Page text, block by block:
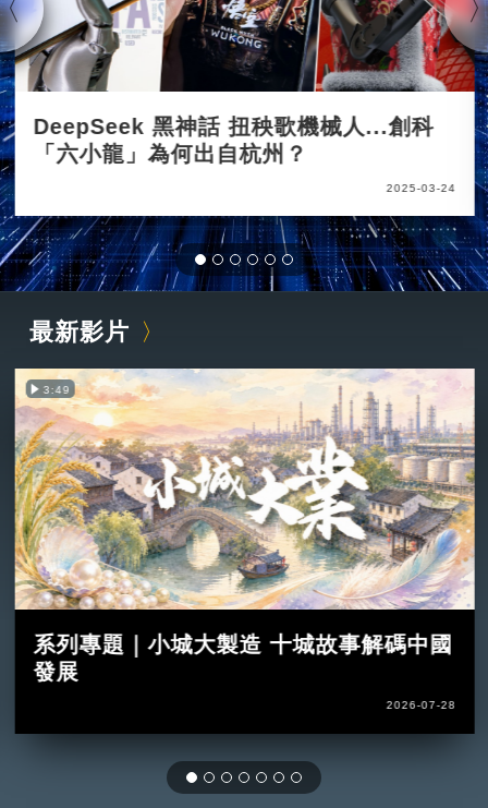
DeepSeek 黑神話 扭秧歌機械人...創科
「六小龍」為何出自杭州？
2025-03-24
最新影片
3:49
系列專題｜小城大製造 十城故事解碼中國
發展
2026-07-28